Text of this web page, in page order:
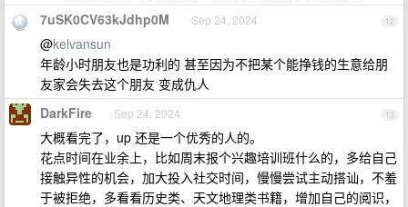
12
7uSK0CV63kJdhp0M Sep 24, 2024
@kelvansun
年龄小时朋友也是功利的 甚至因为不把某个能挣钱的生意给朋
友家会失去这个朋友 变成仇人
13
DarkFire Sep 24, 2024
大概看完了，up 还是一个优秀的人的。
花点时间在业余上，比如周末报个兴趣培训班什么的，多给自己
接触异性的机会，加大投入社交时间，慢慢尝试主动搭讪，不羞
于被拒绝，多看看历史类、天文地理类书籍，增加自己的阅识，